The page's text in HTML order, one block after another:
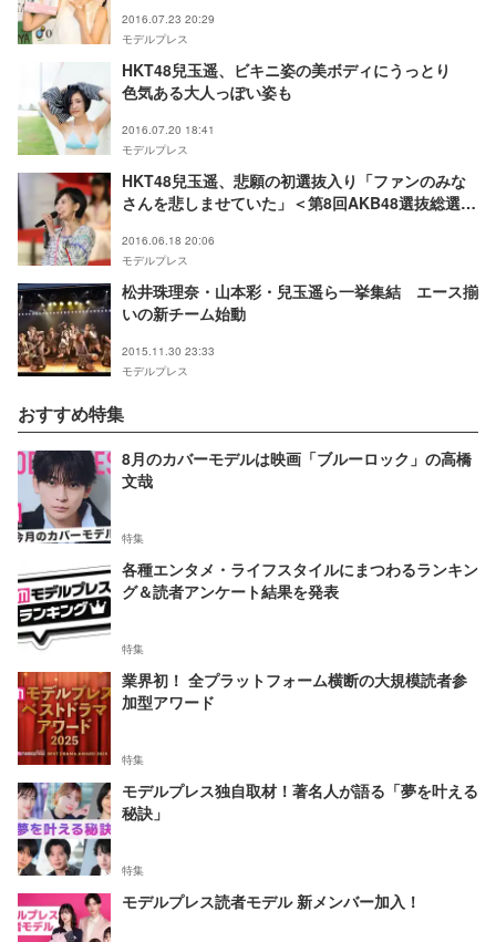
2016.07.23 20:29
モデルプレス
HKT48兒玉遥、ビキニ姿の美ボディにうっとり
色気ある大人っぽい姿も
2016.07.20 18:41
モデルプレス
HKT48兒玉遥、悲願の初選抜入り「ファンのみな
さんを悲しませていた」＜第8回AKB48選抜総選挙
2016.06.18 20:06
モデルプレス
松井珠理奈・山本彩・兒玉遥ら一挙集結 エース揃
いの新チーム始動
2015.11.30 23:33
モデルプレス
おすすめ特集
8月のカバーモデルは映画「ブルーロック」の高橋
文哉
特集
各種エンタメ・ライフスタイルにまつわるランキン
グ＆読者アンケート結果を発表
特集
業界初！ 全プラットフォーム横断の大規模読者参
加型アワード
特集
モデルプレス独自取材！著名人が語る「夢を叶える
秘訣」
特集
モデルプレス読者モデル 新メンバー加入！